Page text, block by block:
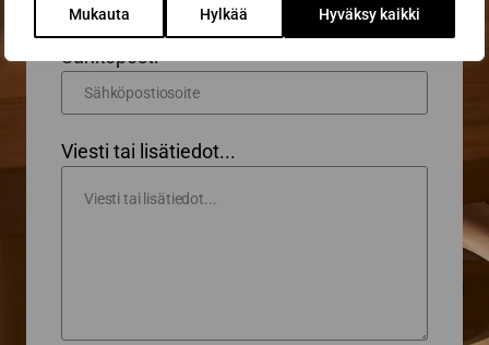
Mukauta Hylkää Hyväksy kaikki
Sähköposti *
Viesti tai lisätiedot...